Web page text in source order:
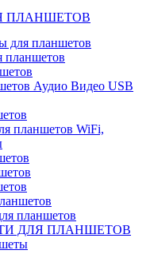
ПЛАНШЕТОВ
для планшетов
планшетов
Аудио Видео USB
планшетов WiFi,
планшетов
ДЛЯ ПЛАНШЕТОВ